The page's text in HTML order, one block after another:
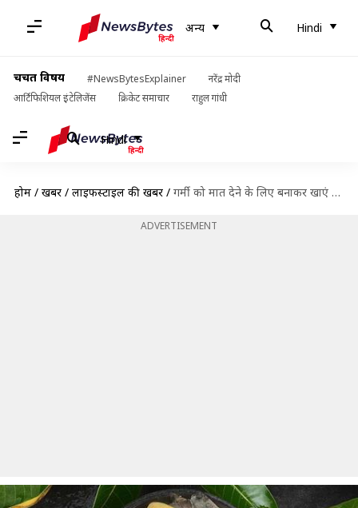
अन्य Hindi
चर्चित विषय #NewsBytesExplainer
नरेंद्र मोदी
आर्टिफिशियल इंटेलिजेंस
क्रिकेट समाचार राहुल गांधी
Hindi
होम / खबरें / लाइफस्टाइल की खबरें / गर्मी को मात देने के लिए बनाकर खाएं ये 5 लजीज कुल्फियां, नहीं भूल पाएंगे स्वाद
ADVERTISEMENT